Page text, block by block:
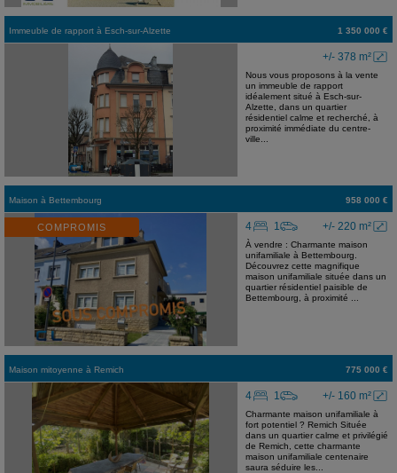
Immeuble de rapport à Esch-sur-Alzette 1 350 000 €
+/- 378 m²
Nous vous proposons à la vente
un immeuble de rapport
idéalement situé à Esch-sur-
Alzette, dans un quartier
résidentiel calme et recherché, à
proximité immédiate du centre-
ville...
Maison à Bettembourg 958 000 €
COMPROMIS +/- 220 m²
4 1
À vendre : Charmante maison
unifamiliale à Bettembourg.
Découvrez cette magnifique
maison unifamiliale située dans un
quartier résidentiel paisible de
Bettembourg, à proximité ...
Maison mitoyenne à Remich 775 000 €
+/- 160 m²
4 1
Charmante maison unifamiliale à
fort potentiel ? Remich Située
dans un quartier calme et privilégié
de Remich, cette charmante
maison unifamiliale centenaire
saura séduire les...